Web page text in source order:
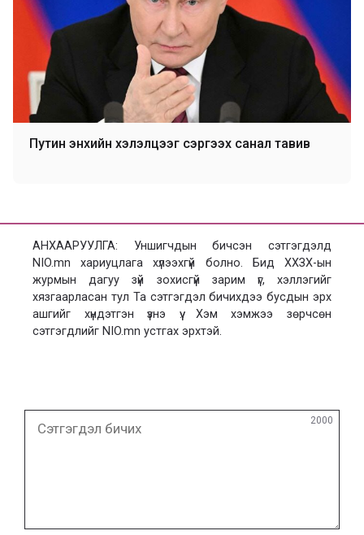
Путин энхийн хэлэлцээг сэргээх санал тавив
АНХААРУУЛГА: Уншигчдын бичсэн сэтгэгдэлд
NIO.mn хариуцлага хүлээхгүй болно. Бид ХХЗХ-ын
журмын дагуу зүй зохисгүй зарим үг, хэллэгийг
хязгаарласан тул Та сэтгэгдэл бичихдээ бусдын эрх
ашгийг хүндэтгэн үзнэ үү. Хэм хэмжээ зөрчсөн
сэтгэгдлийг NIO.mn устгах эрхтэй.
бичих
2000